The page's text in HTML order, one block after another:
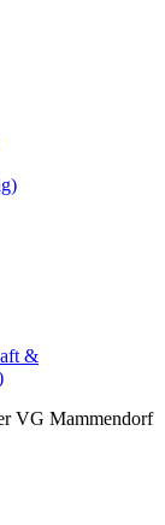
&
VG Mammendorf